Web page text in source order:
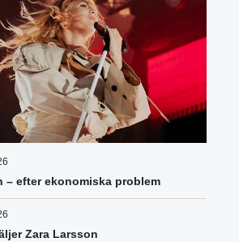
– efter ekonomiska problem
Zara Larsson